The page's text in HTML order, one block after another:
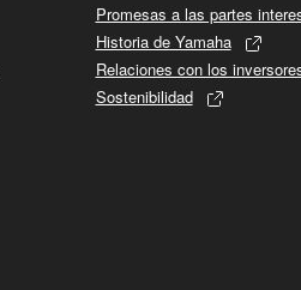
Promesas a las partes
Historia de Yamaha
Relaciones con los
Sostenibilidad